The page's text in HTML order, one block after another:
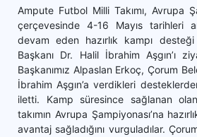
Ampute Futbol Milli Takımı, Avrupa
çerçevesinde 4-16 Mayıs tarihleri
devam eden hazırlık kampı
Başkanı Dr. Halil İbrahim Aşgın’ı
Başkanımız Alpaslan Erkoç, Çorum
İbrahim Aşgın’a verdikleri
iletti. Kamp süresince sağlanan
takımın Avrupa Şampiyonası’na
avantaj sağladığını vurguladılar.